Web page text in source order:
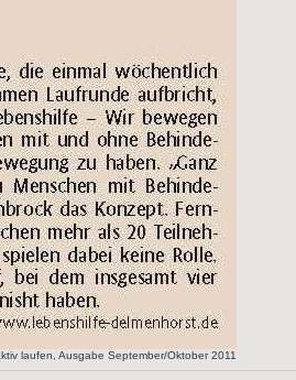
laufen, Ausgabe September/Oktober 2011